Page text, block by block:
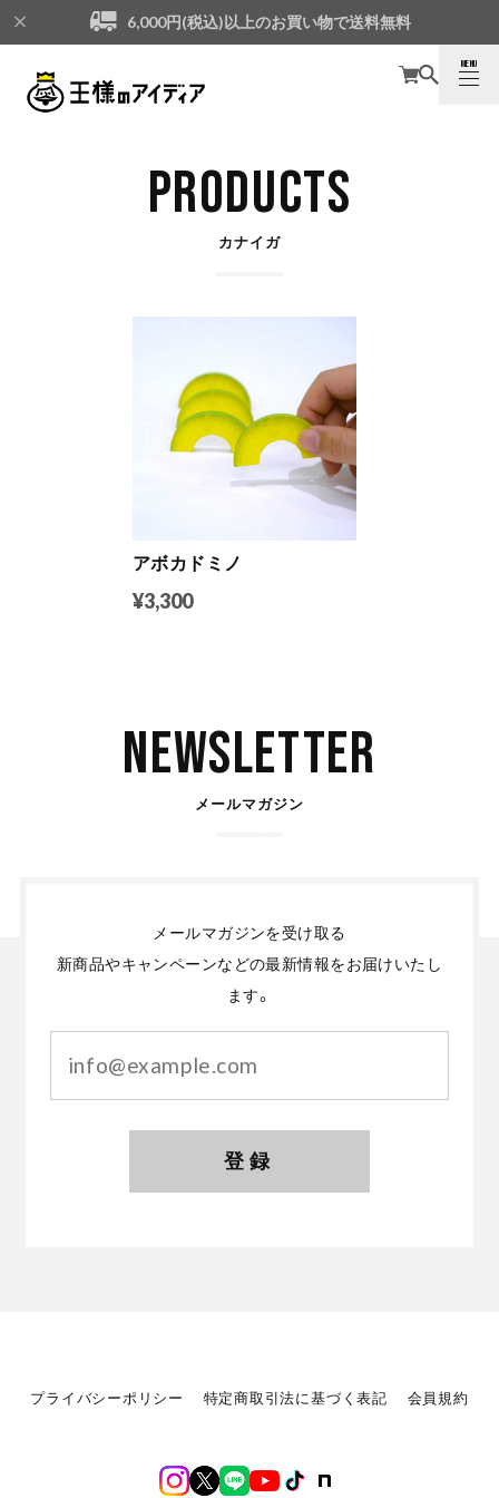
6,000円(税込)以上のお買い物で送料無料
MENU
CLOSE
PRODUCTS
カナイガ
アボカドミノ
¥3,300
Newsletter
メールマガジン
メールマガジンを受け取る
新商品やキャンペーンなどの最新情報をお届けいたし
ます。
登録
プライバシーポリシー 特定商取引法に基づく表記 会員規約